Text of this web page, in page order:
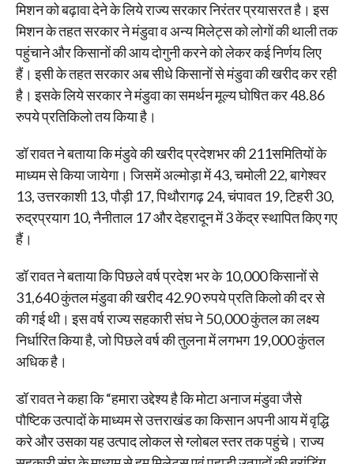
मिशन को बढ़ावा देने के लिये राज्य सरकार निरंतर प्रयासरत है। इस
मिशन के तहत सरकार ने मंडुवा व अन्य मिलेट्स को लोगों की थाली तक
पहुंचाने और किसानों की आय दोगुनी करने को लेकर कई निर्णय लिए
हैं। इसी के तहत सरकार अब सीधे किसानों से मंडुवा की खरीद कर रही
है। इसके लिये सरकार ने मंडुवा का समर्थन मूल्य घोषित कर 48.86
रुपये प्रतिकिलो तय किया है।
डॉ रावत ने बताया कि मंडुवे की खरीद प्रदेशभर की 211समितियों के
माध्यम से किया जायेगा। जिसमें अल्मोड़ा में 43, चमोली 22, बागेश्वर
13, उत्तरकाशी 13, पौड़ी 17, पिथौरागढ़ 24, चंपावत 19, टिहरी 30,
रुद्रप्रयाग 10, नैनीताल 17 और देहरादून में 3 केंद्र स्थापित किए गए
हैं।
डॉ रावत ने बताया कि पिछले वर्ष प्रदेश भर के 10,000 किसानों से
31,640 कुंतल मंडुवा की खरीद 42.90 रुपये प्रति किलो की दर से
की गई थी। इस वर्ष राज्य सहकारी संघ ने 50,000 कुंतल का लक्ष्य
निर्धारित किया है, जो पिछले वर्ष की तुलना में लगभग 19,000 कुंतल
अधिक है।
डॉ रावत ने कहा कि “हमारा उद्देश्य है कि मोटा अनाज मंडुवा जैसे
पौष्टिक उत्पादों के माध्यम से उत्तराखंड का किसान अपनी आय में वृद्धि
करे और उसका यह उत्पाद लोकल से ग्लोबल स्तर तक पहुंचे। राज्य